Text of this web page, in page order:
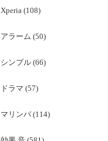
Xperia (108)
アラーム (50)
シンプル (66)
ドラマ (57)
マリンバ (114)